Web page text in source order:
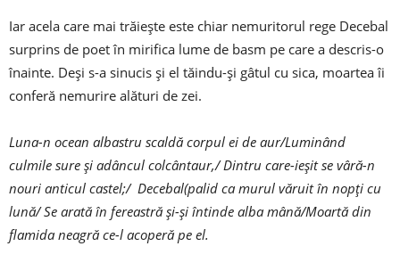
Iar acela care mai trăiește este chiar nemuritorul rege Decebal
surprins de poet în mirifica lume de basm pe care a descris-o
înainte. Deși s-a sinucis și el tăindu-și gâtul cu sica, moartea îi
conferă nemurire alături de zei.
Luna-n ocean albastru scaldă corpul ei de aur/Luminând
culmile sure și adâncul colcântaur,/ Dintru care-ieșit se vâră-n
nouri anticul castel;/ Decebal(palid ca murul văruit în nopți cu
lună/ Se arată în fereastră și-și întinde alba mână/Moartă din
flamida neagră ce-l acoperă pe el.